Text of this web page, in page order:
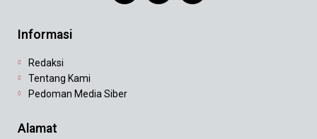
Informasi
Redaksi
Tentang Kami
Pedoman Media Siber
Alamat